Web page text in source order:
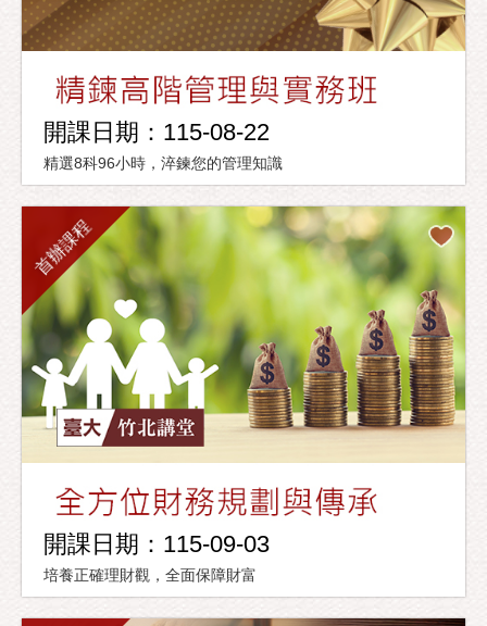
開課日期：115-08-22
精選8科96小時，淬鍊您的管理知識
首辦課程
開課日期：115-09-03
培養正確理財觀，全面保障財富